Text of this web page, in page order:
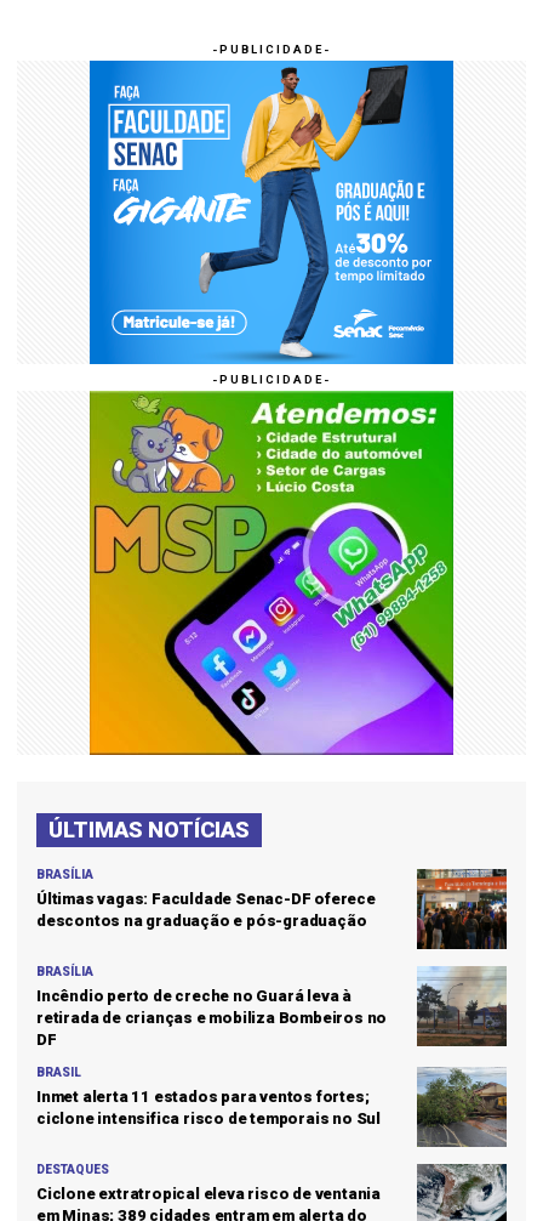
ÚLTIMAS NOTÍCIAS
BRASÍLIA
Últimas vagas: Faculdade Senac-DF oferece
descontos na graduação e pós-graduação
BRASÍLIA
Incêndio perto de creche no Guará leva à
retirada de crianças e mobiliza Bombeiros no
DF
BRASIL
Inmet alerta 11 estados para ventos fortes;
ciclone intensifica risco de temporais no Sul
DESTAQUES
Ciclone extratropical eleva risco de ventania
em Minas; 389 cidades entram em alerta do